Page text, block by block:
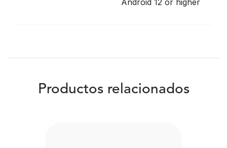
Productos relacionados